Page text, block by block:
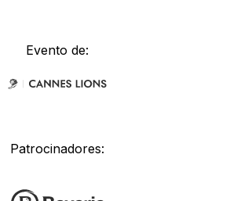
Evento de:
Patrocinadores: